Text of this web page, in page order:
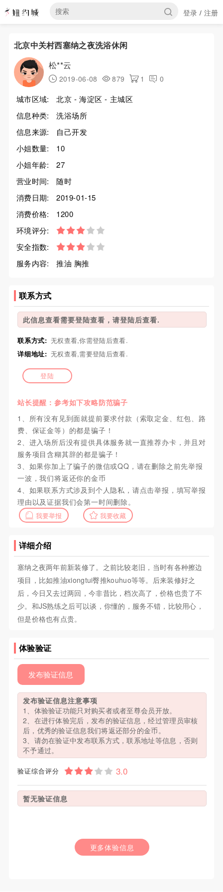
登录 / 注册
北京中关村西塞纳之夜洗浴休闲
松**云
2019-06-08 879 1 0
城市区域:
北京 - 海淀区 - 主城区
信息种类:
洗浴场所
信息来源:
自己开发
小姐数量:
10
小姐年龄:
27
营业时间:
随时
消费日期:
2019-01-15
消费价格:
1200
环境评分:
安全指数:
服务内容:
推油 胸推
联系方式
此信息查看需要登陆查看，请登陆后查看.
联系方式: 无权查看,你需登陆后查看.
详细地址: 无权查看,需要登陆后查看.
登陆
站长提醒：参考如下攻略防范骗子
1、所有没有见到面就提前要求付款（索取定金、红包、路
费、保证金等）的都是骗子！
2、进入场所后没有提供具体服务就一直推荐办卡，并且对
服务项目含糊其辞的都是骗子！
3、如果你加上了骗子的微信或QQ，请在删除之前先举报
一波，我们将返还你的金币
4、如果联系方式涉及到个人隐私，请点击举报，填写举报
理由以及证据我们会第一时间删除。
我要举报 我要收藏
详细介绍
塞纳之夜两年前新装修了。之前比较老旧，当时有各种擦边
项目，比如推油xiongtui臀推kouhuo等等。后来装修好之
后，今日又去过两回，今非昔比，档次高了，价格也贵了不
少。和JS熟练之后可以谈，你懂的，服务不错，比较用心，
但是价格也有点贵。
体验验证
发布验证信息
发布验证信息注意事项
1、体验验证功能只对购买者或者至尊会员开放。
2、在进行体验完后，发布的验证信息，经过管理员审核
后，优秀的验证信息我们将返还部分的金币。
3、请勿在验证中发布联系方式，联系地址等信息，否则
不予通过。
验证综合评分
暂无验证信息
更多体验信息